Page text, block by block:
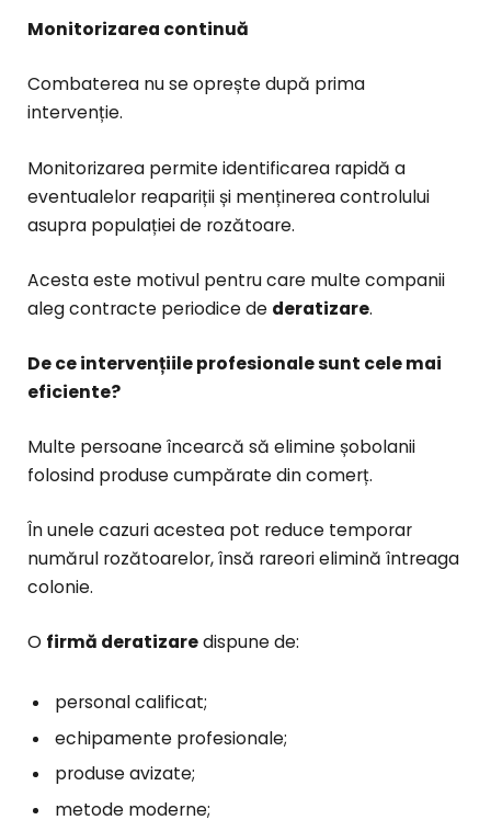
Monitorizarea continuă
Combaterea nu se oprește după prima
intervenție.
Monitorizarea permite identificarea rapidă a
eventualelor reapariții și menținerea controlului
asupra populației de rozătoare.
Acesta este motivul pentru care multe companii
aleg contracte periodice de deratizare.
De ce intervențiile profesionale sunt cele mai
eficiente?
Multe persoane încearcă să elimine șobolanii
folosind produse cumpărate din comerț.
În unele cazuri acestea pot reduce temporar
numărul rozătoarelor, însă rareori elimină întreaga
colonie.
O firmă deratizaredispune de:
personal calificat;
echipamente profesionale;
produse avizate;
metode moderne;